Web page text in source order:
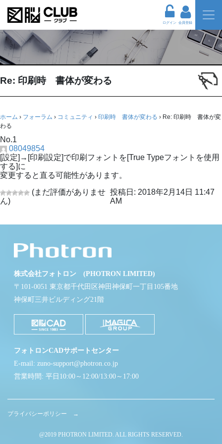
ログイン 会員登録
Re: 印刷時 書体が変わる
ホーム › フォーラム › コミュニティ › 印刷時 書体が変わる › Re: 印刷時 書体が変
わる
No.1
08049854
[設定]→[印刷設定]で印刷フォントを[True Typeフォントを使用
する]に
変更すると直る可能性があります。
(まだ評価がありませ
ん)
投稿日: 2018年2月14日 11:47
AM
株式会社フォトロン (PHOTRON LIMITED)
〒101-0051 東京都千代田区神田神保町一丁目105番地
神保町三井ビルディング21階
フォトロンCADサポートセンター
E-mail: zuno-support@photron.co.jp
営業時間: 平日10:00～12:00/13:00～17:00
プライバシーポリシー →
@2019 PHOTRON LIMITED. ALL RIGHTS RESERVED.